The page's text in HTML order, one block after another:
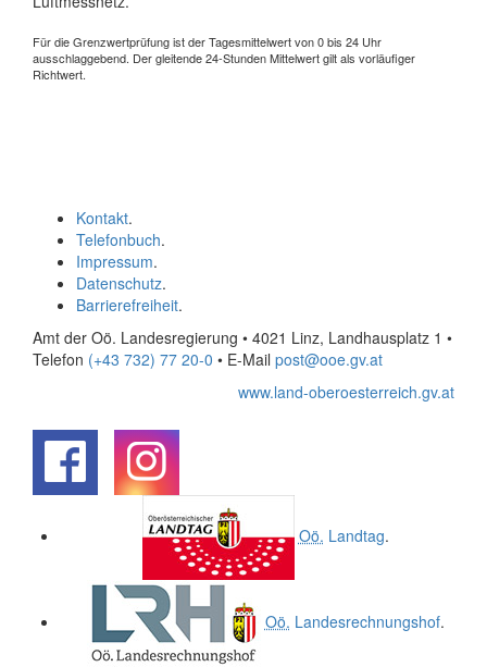
Für die Grenzwertprüfung ist der Tagesmittelwert von 0 bis 24 Uhr
ausschlaggebend. Der gleitende 24-Stunden Mittelwert gilt als vorläufiger
Richtwert.
Kontakt.
Telefonbuch.
Impressum.
Datenschutz.
Barrierefreiheit.
Amt der Oö. Landesregierung • 4021 Linz, Landhausplatz 1 •
Telefon (+43 732) 77 20-0 • E-Mail post@ooe.gv.at
www.land-oberoesterreich.gv.at
Oö. Landtag.
Oö. Landesrechnungshof.